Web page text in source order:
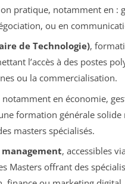
pratique, notamment en :
ou en
de Technologie),
l’accès à des postes
ou la commercialisation.
notamment en économie,
formation générale solide
masters spécialisés.
management, accessibles
Masters offrant des